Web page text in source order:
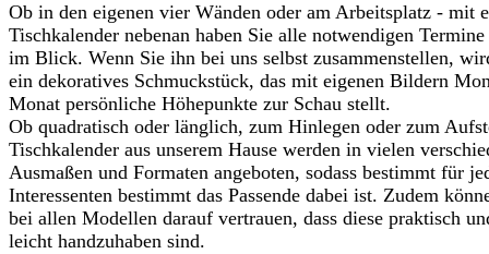
Ob in den eigenen vier Wänden oder am Arbeitsplatz - mit
Tischkalender nebenan haben Sie alle notwendigen Termine
im Blick. Wenn Sie ihn bei uns selbst zusammenstellen,
ein dekoratives Schmuckstück, das mit eigenen Bildern
Monat persönliche Höhepunkte zur Schau stellt.
Ob quadratisch oder länglich, zum Hinlegen oder zum
Tischkalender aus unserem Hause werden in vielen
Ausmaßen und Formaten angeboten, sodass bestimmt für
Interessenten bestimmt das Passende dabei ist. Zudem
bei allen Modellen darauf vertrauen, dass diese praktisch
leicht handzuhaben sind.